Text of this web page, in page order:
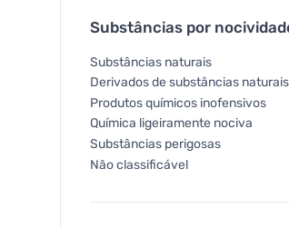
Substâncias por
Substâncias naturais
Derivados de substâncias naturais
Produtos químicos inofensivos
Química ligeiramente nociva
Substâncias perigosas
Não classificável